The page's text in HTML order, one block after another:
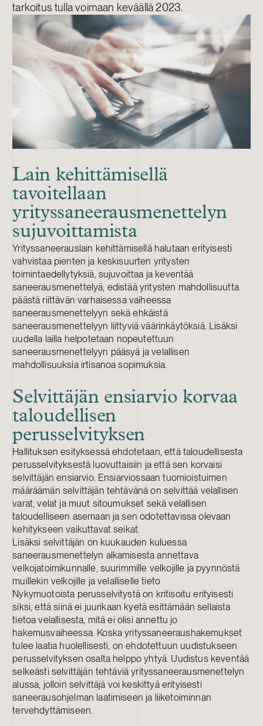
tarkoitus tulla voimaan keväällä 2023.
Lain kehittämisellä
tavoitellaan
yrityssaneerausmenettelyn
sujuvoittamista
Yrityssaneerauslain kehittämisellä halutaan erityisesti
vahvistaa pienten ja keskisuurten yritysten
toimintaedellytyksiä, sujuvoittaa ja keventää
saneerausmenettelyä, edistää yritysten mahdollisuutta
päästä riittävän varhaisessa vaiheessa
saneerausmenettelyyn sekä ehkäistä
saneerausmenettelyyn liittyviä väärinkäytöksiä. Lisäksi
uudella lailla helpotetaan nopeutettuun
saneerausmenettelyyn pääsyä ja velallisen
mahdollisuuksia irtisanoa sopimuksia.
Selvittäjän ensiarvio korvaa
taloudellisen
perusselvityksen
Hallituksen esityksessä ehdotetaan, että taloudellisesta
perusselvityksestä luovuttaisiin ja että sen korvaisi
selvittäjän ensiarvio. Ensiarviossaan tuomioistuimen
määräämän selvittäjän tehtävänä on selvittää velallisen
varat, velat ja muut sitoumukset sekä velallisen
taloudelliseen asemaan ja sen odotettavissa olevaan
kehitykseen vaikuttavat seikat.
Lisäksi selvittäjän on kuukauden kuluessa
saneerausmenettelyn alkamisesta annettava
velkojatoimikunnalle, suurimmille velkojille ja pyynnöstä
muillekin velkojille ja velalliselle tieto
Nykymuotoista perusselvitystä on kritisoitu erityisesti
siksi, että siinä ei juurikaan kyetä esittämään sellaista
tietoa velallisesta, mitä ei olisi annettu jo
hakemusvaiheessa. Koska yrityssaneeraushakemukset
tulee laatia huolellisesti, on ehdotettuun uudistukseen
perusselvityksen osalta helppo yhtyä. Uudistus keventää
selkeästi selvittäjän tehtäviä yrityssaneerausmenettelyn
alussa, jolloin selvittäjä voi keskittyä erityisesti
saneerausohjelman laatimiseen ja liiketoiminnan
tervehdyttämiseen.